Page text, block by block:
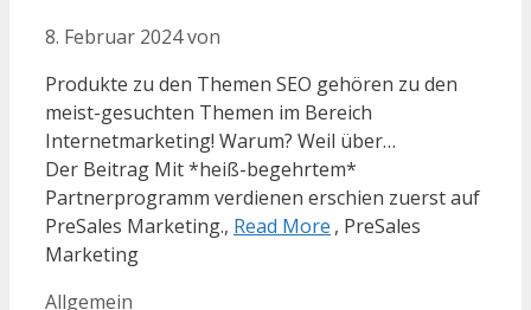
8. Februar 2024von
Produkte zu den Themen SEO gehören zu den
meist-gesuchten Themen im Bereich
Internetmarketing! Warum? Weil über…
Der Beitrag Mit *heiß-begehrtem*
Partnerprogramm verdienen erschien zuerst auf
PreSales Marketing., Read More , PreSales
Marketing
Kategorien
Allgemein